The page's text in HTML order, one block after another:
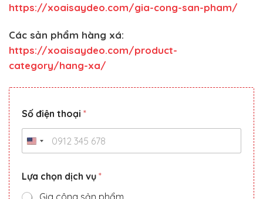
https://xoaisaydeo.com/gia-cong-san-pham/
Các sản phẩm hàng xá:
https://xoaisaydeo.com/product-
category/hang-xa/
Số điện thoại *
Lựa chọn dịch vụ *